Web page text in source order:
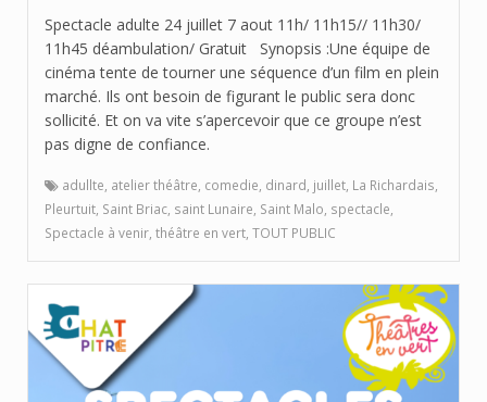
Spectacle adulte 24 juillet 7 aout 11h/ 11h15// 11h30/
11h45 déambulation/ Gratuit Synopsis :Une équipe de
cinéma tente de tourner une séquence d’un film en plein
marché. Ils ont besoin de figurant le public sera donc
sollicité. Et on va vite s’apercevoir que ce groupe n’est
pas digne de confiance.
adullte, atelier théâtre, comedie, dinard, juillet, La Richardais,
Pleurtuit, Saint Briac, saint Lunaire, Saint Malo, spectacle,
Spectacle à venir, théâtre en vert, TOUT PUBLIC